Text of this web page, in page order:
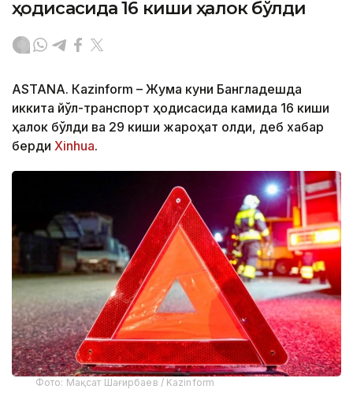
ҳодисасида 16 киши ҳалок бўлди
ASTANА. Кazinform – Жума куни Бангладешда
иккита йўл-транспорт ҳодисасида камида 16 киши
ҳалок бўлди ва 29 киши жароҳат олди, деб хабар
берди Xinhua.
Фото: Мақсат Шағирбаев / Kazinform